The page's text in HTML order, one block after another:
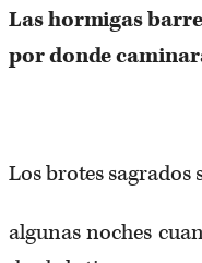
Las hormigas
pordonde
Los brotes sagrados
algunas noches